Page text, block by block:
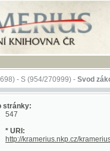
-S (954/270999)-Svod zákonův
kramerius.nkp.cz/kramerius/